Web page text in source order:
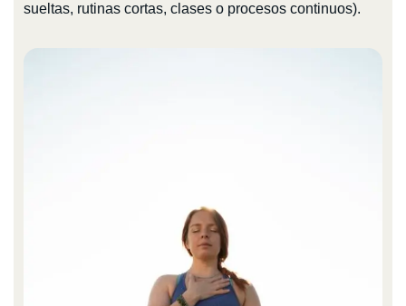
sueltas, rutinas cortas, clases o procesos continuos).